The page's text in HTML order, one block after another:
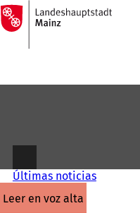
Saltar al contenido
A
la
página
Últimas noticias
leer en voz alta